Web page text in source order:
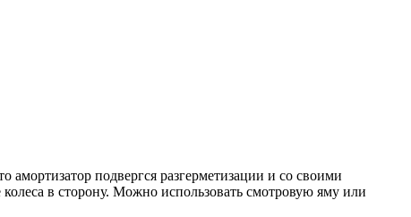
амортизатор подвергся разгерметизации и со своими
в сторону. Можно использовать смотровую яму или